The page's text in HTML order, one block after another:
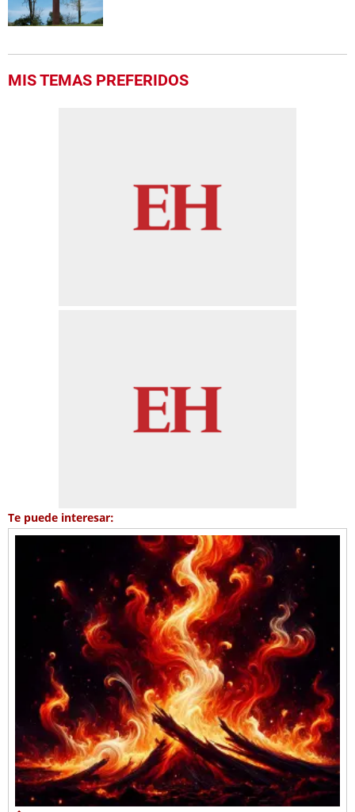
MIS TEMAS PREFERIDOS
Te puede interesar: